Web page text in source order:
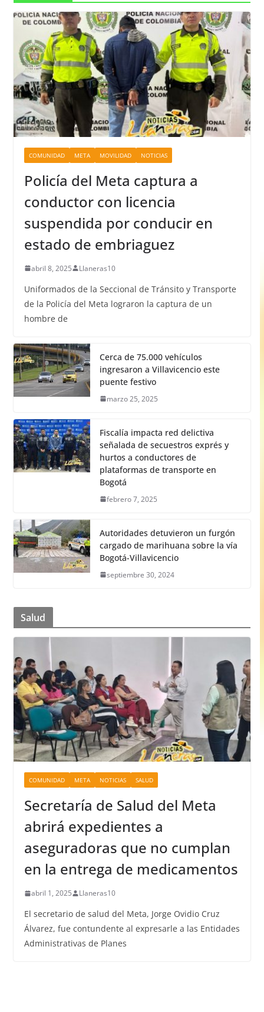
COMUNIDAD META MOVILIDAD NOTICIAS
Policía del Meta captura a
conductor con licencia
suspendida por conducir en
estado de embriaguez
abril 8, 2025 Llaneras10
Uniformados de la Seccional de Tránsito y Transporte
de la Policía del Meta lograron la captura de un
hombre de
Cerca de 75.000 vehículos
ingresaron a Villavicencio este
puente festivo
marzo 25, 2025
Fiscalía impacta red delictiva
señalada de secuestros exprés y
hurtos a conductores de
plataformas de transporte en
Bogotá
febrero 7, 2025
Autoridades detuvieron un furgón
cargado de marihuana sobre la vía
Bogotá-Villavicencio
septiembre 30, 2024
Salud
COMUNIDAD META NOTICIAS SALUD
Secretaría de Salud del Meta
abrirá expedientes a
aseguradoras que no cumplan
en la entrega de medicamentos
abril 1, 2025 Llaneras10
El secretario de salud del Meta, Jorge Ovidio Cruz
Álvarez, fue contundente al expresarle a las Entidades
Administrativas de Planes